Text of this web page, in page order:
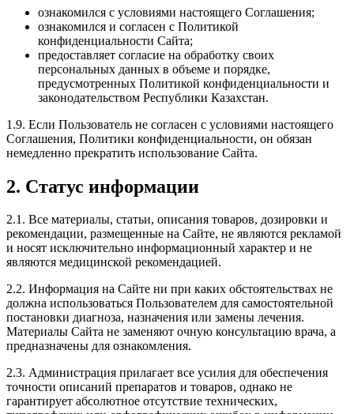
ознакомился с условиями настоящего Соглашения;
ознакомился и согласен с Политикой
конфиденциальности Сайта;
предоставляет согласие на обработку своих
персональных данных в объеме и порядке,
предусмотренных Политикой конфиденциальности и
законодательством Республики Казахстан.
1.9. Если Пользователь не согласен с условиями настоящего
Соглашения, Политики конфиденциальности, он обязан
немедленно прекратить использование Сайта.
2. Статус информации
2.1. Все материалы, статьи, описания товаров, дозировки и
рекомендации, размещенные на Сайте, не являются рекламой
и носят исключительно информационный характер и не
являются медицинской рекомендацией.
2.2. Информация на Сайте ни при каких обстоятельствах не
должна использоваться Пользователем для самостоятельной
постановки диагноза, назначения или замены лечения.
Материалы Сайта не заменяют очную консультацию врача, а
предназначены для ознакомления.
2.3. Администрация прилагает все усилия для обеспечения
точности описаний препаратов и товаров, однако не
гарантирует абсолютное отсутствие технических,